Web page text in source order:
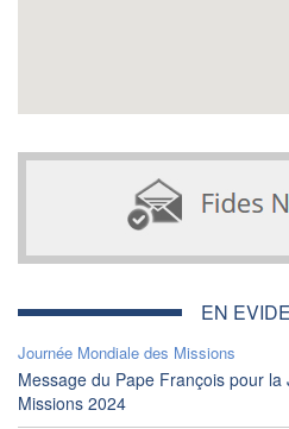
EN
Journée Mondiale des Missions
Message du Pape François pour
Missions 2024